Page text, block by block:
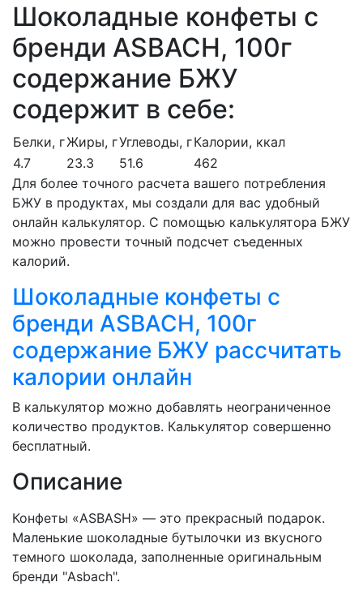
Шоколадные конфеты с
бренди ASBACH, 100г
содержание БЖУ
содержит в себе:
Белки, гЖиры, гУглеводы, гКалории, ккал
4.7
23.3 51.6
462
Для более точного расчета вашего потребления
БЖУ в продуктах, мы создали для вас удобный
онлайн калькулятор. С помощью калькулятора БЖУ
можно провести точный подсчет съеденных
калорий.
Шоколадные конфеты с
бренди ASBACH, 100г
содержание БЖУ рассчитать
калории онлайн
В калькулятор можно добавлять неограниченное
количество продуктов. Калькулятор совершенно
бесплатный.
Описание
Конфеты «ASBASH» ― это прекрасный подарок.
Маленькие шоколадные бутылочки из вкусного
темного шоколада, заполненные оригинальным
бренди "Asbach".